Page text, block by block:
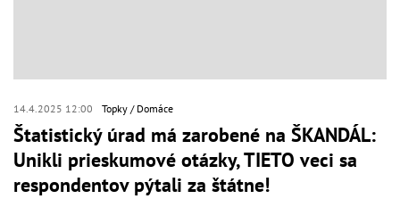
14.4.2025 12:00 Topky Domáce
Štatistický úrad má zarobené na ŠKANDÁL:
Unikli prieskumové otázky, TIETO veci sa
respondentov pýtali za štátne!